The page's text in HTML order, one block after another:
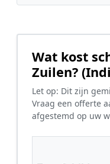
Wat kost
Zuilen?
Let op: Dit zijn
Vraag een offerte
afgestemd op uw